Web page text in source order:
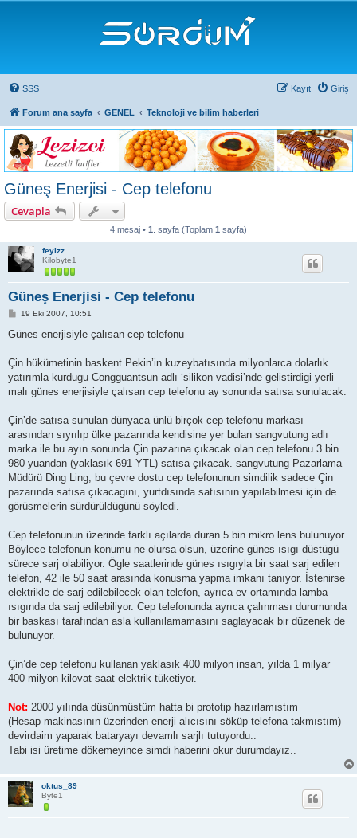
SSS Giriş
Kayıt
Forum ana sayfa GENEL Teknoloji ve bilim haberleri
Güneş Enerjisi - Cep telefonu
Cevapla
4 mesaj • 1 . sayfa (Toplam 1 sayfa)
feyizz
Kilobyte1
Güneş Enerjisi - Cep telefonu
M
s
19 Eki 2007, 10:51
Günes enerjisiyle çalısan cep telefonu
Çin hükümetinin baskent Pekin’in kuzeybatısında milyonlarca dolarlık
yatırımla kurdugu Congguantsun adlı ‘silikon vadisi’nde gelistirdigi yerli
malı günes enerjisiyle çalısan cep telefonu ay sonunda satısa sunulacak.
Çin’de satısa sunulan dünyaca ünlü birçok cep telefonu markası
arasından sıyrılıp ülke pazarında kendisine yer bulan sangvutung adlı
marka ile bu ayın sonunda Çin pazarına çıkacak olan cep telefonu 3 bin
980 yuandan (yaklasık 691 YTL) satısa çıkacak. sangvutung Pazarlama
Müdürü Ding Ling, bu çevre dostu cep telefonunun simdilik sadece Çin
pazarında satısa çıkacagını, yurtdısında satısının yapılabilmesi için de
görüsmelerin sürdürüldügünü söyledi.
Cep telefonunun üzerinde farklı açılarda duran 5 bin mikro lens bulunuyor.
Böylece telefonun konumu ne olursa olsun, üzerine günes ısıgı düstügü
sürece sarj olabiliyor. Ögle saatlerinde günes ısıgıyla bir saat sarj edilen
telefon, 42 ile 50 saat arasında konusma yapma imkanı tanıyor. İstenirse
elektrikle de sarj edilebilecek olan telefon, ayrıca ev ortamında lamba
ısıgında da sarj edilebiliyor. Cep telefonunda ayrıca çalınması durumunda
bir baskası tarafından asla kullanılamamasını saglayacak bir düzenek de
bulunuyor.
Çin’de cep telefonu kullanan yaklasık 400 milyon insan, yılda 1 milyar
400 milyon kilovat saat elektrik tüketiyor.
Not: 2000 yılında düsünmüstüm hatta bi prototip hazırlamıstım
(Hesap makinasının üzerinden enerji alıcısını söküp telefona takmıstım)
devirdaim yaparak bataryayı devamlı sarjlı tutuyordu..
Tabi isi üretime dökemeyince simdi haberini okur durumdayız..
oktus_89
Byte1